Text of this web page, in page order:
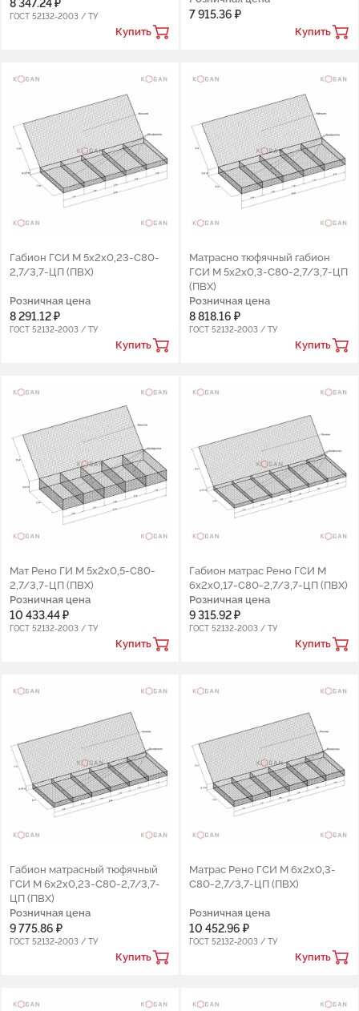
8 347.24 ₽
ГОСТ 52132-2003 / ТУ
Купить
7 915.36 ₽
Купить
Габион ГСИ М 5х2х0,23-С80-
2,7/3,7-ЦП (ПВХ)
Розничная цена
8 291.12 ₽
ГОСТ 52132-2003 / ТУ
Купить
Матрасно тюфячный габион
ГСИ М 5х2х0,3-С80-2,7/3,7-ЦП
(ПВХ)
Розничная цена
8 818.16 ₽
ГОСТ 52132-2003 / ТУ
Купить
Мат Рено ГИ М 5х2х0,5-С80-
2,7/3,7-ЦП (ПВХ)
Розничная цена
10 433.44 ₽
ГОСТ 52132-2003 / ТУ
Купить
Габион матрас Рено ГСИ М
6х2х0,17-С80-2,7/3,7-ЦП (ПВХ)
Розничная цена
9 315.92 ₽
ГОСТ 52132-2003 / ТУ
Купить
Габион матрасный тюфячный
ГСИ М 6х2х0,23-С80-2,7/3,7-
ЦП (ПВХ)
Розничная цена
9 775.86 ₽
ГОСТ 52132-2003 / ТУ
Купить
Матрас Рено ГСИ М 6х2х0,3-
С80-2,7/3,7-ЦП (ПВХ)
Розничная цена
10 452.96 ₽
ГОСТ 52132-2003 / ТУ
Купить